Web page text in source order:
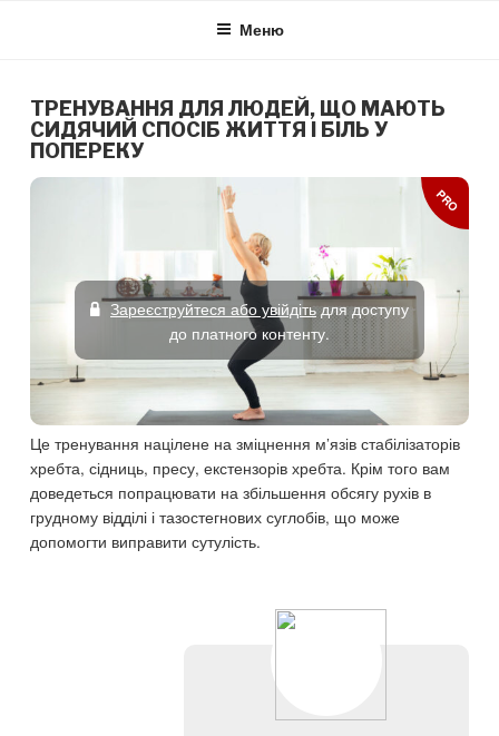
Меню
ТРЕНУВАННЯ ДЛЯ ЛЮДЕЙ, ЩО МАЮТЬ
СИДЯЧИЙ СПОСІБ ЖИТТЯ І БІЛЬ У
ПОПЕРЕКУ
PRO
Зареєструйтеся або увійдітьдля доступу
до платного контенту.
Це тренування націлене на зміцнення м’язів стабілізаторів
хребта, сідниць, пресу, екстензорів хребта. Крім того вам
доведеться попрацювати на збільшення обсягу рухів в
грудному відділі і тазостегнових суглобів, що може
допомогти виправити сутулість.